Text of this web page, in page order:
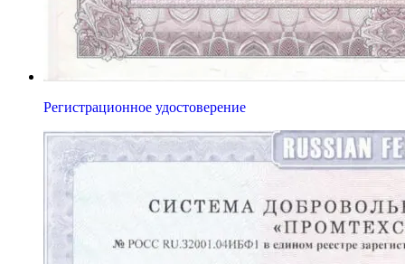
Регистрационное удостоверение